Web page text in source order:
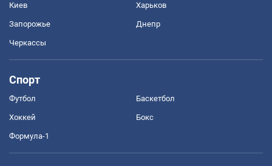
Киев Харьков
Запорожье Днепр
Черкассы
Спорт
Футбол Баскетбол
Хоккей Бокс
Формула-1